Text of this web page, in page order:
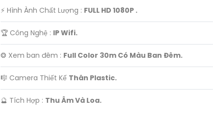
️⚡ Hình Ành Chất Lượng : FULL HD 1080P .
🏆 Công Nghệ : IP Wifi.
❂ Xem ban đêm : Full Color 30m Có Màu Ban Ðêm.
🎼️ Camera Thiết Kế Thân Plastic.
️🔮 Tích Hợp : Thu Âm Và Loa.